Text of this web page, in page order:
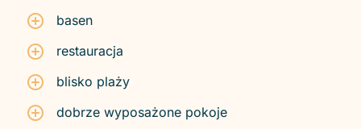
basen
restauracja
blisko plaży
dobrze wyposażone pokoje